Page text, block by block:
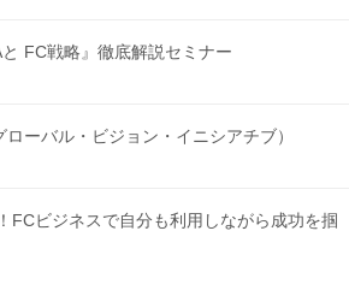
と FC戦略』徹底解説セミナー
ーバル・ビジョン・イニシアチブ）
FCビジネスで自分も利用しながら成功を掴